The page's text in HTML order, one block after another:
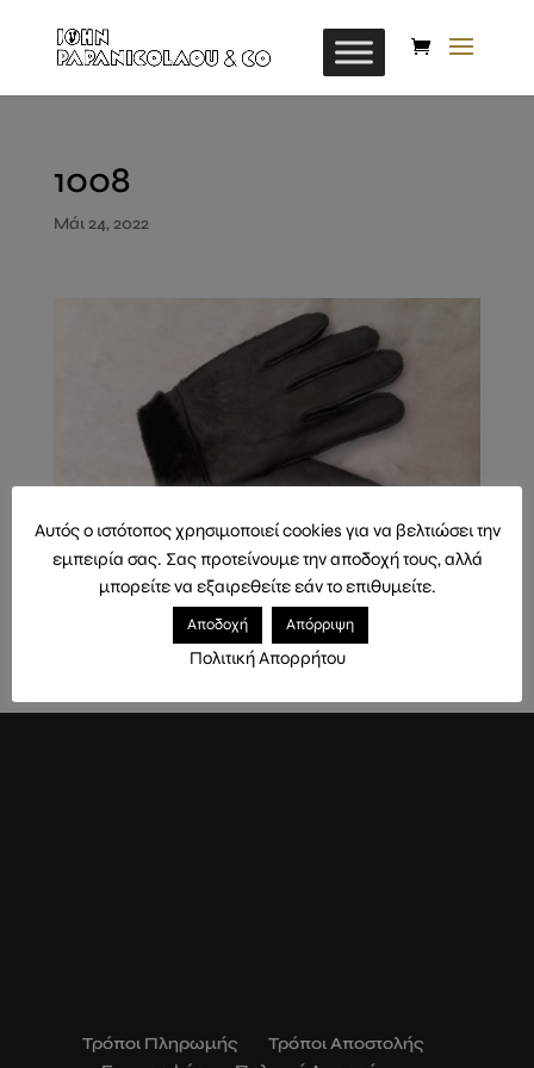
1008
Μάι 24, 2022
Τρόποι Πληρωμής
Τρόποι Αποστολής
Αυτός ο ιστότοπος χρησιμοποιεί cookies για να βελτιώσει την
εμπειρία σας. Σας προτείνουμε την αποδοχή τους, αλλά
μπορείτε να εξαιρεθείτε εάν το επιθυμείτε.
Αποδοχή Απόρριψη
Πολιτική Απορρήτου